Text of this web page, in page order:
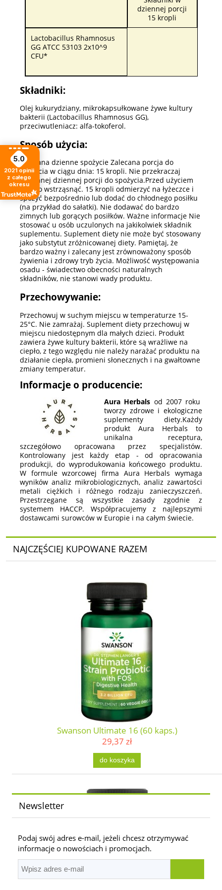
dziennej porcji
15 kropli
Lactobacillus Rhamnosus
GG ATCC 53103 2x10^9
CFU*
Składniki:
Olej kukurydziany, mikrokapsułkowane żywe kultury
bakterii (Lactobacillus Rhamnosus GG),
przeciwutleniacz: alfa-tokoferol.
Sposób użycia:
Zalecana dzienne spożycie Zalecana porcja do
spożycia w ciągu dnia: 15 kropli. Nie przekraczaj
zalecanej dziennej porcji do spożycia.Przed użyciem
mocno wstrząsnąć. 15 kropli odmierzyć na łyżeczce i
spożyć bezpośrednio lub dodać do chłodnego posiłku
(na przykład do sałatki). Nie dodawać do bardzo
zimnych lub gorących posiłków. Ważne informacje Nie
stosować u osób uczulonych na jakikolwiek składnik
suplementu. Suplement diety nie może być stosowany
jako substytut zróżnicowanej diety. Pamiętaj, że
bardzo ważny i zalecany jest zrównoważony sposób
żywienia i zdrowy tryb życia. Możliwość występowania
osadu - świadectwo obecności naturalnych
składników, nie stanowi wady produktu.
Przechowywanie:
Przechowuj w suchym miejscu w temperaturze 15-
25°C. Nie zamrażaj. Suplement diety przechowuj w
miejscu niedostępnym dla małych dzieci. Produkt
zawiera żywe kultury bakterii, które są wrażliwe na
ciepło, z tego względu nie należy narażać produktu na
działanie ciepła, promieni słonecznych i na gwałtowne
zmiany temperatur.
Informacje o producencie:
Aura Herbals od 2007 roku
tworzy zdrowe i ekologiczne
suplementy diety.Każdy
produkt Aura Herbals to
unikalna receptura,
szczegółowo opracowana przez specjalistów.
Kontrolowany jest każdy etap - od opracowania
produkcji, do wyprodukowania końcowego produktu.
W formule wzorcowej firma Aura Herbals wymaga
wyników analiz mikrobiologicznych, analiz zawartości
metali ciężkich i różnego rodzaju zanieczyszczeń.
Przestrzegane są wszystkie zasady zgodnie z
systemem HACCP. Współpracujemy z najlepszymi
dostawcami surowców w Europie i na całym świecie.
NAJCZĘŚCIEJ KUPOWANE RAZEM
Swanson Ultimate 16 (60 kaps.)
29,37 zł
do koszyka
Newsletter
Podaj swój adres e-mail, jeżeli chcesz otrzymywać
informacje o nowościach i promocjach.
5.0
2021 opinii
z całego
okresu